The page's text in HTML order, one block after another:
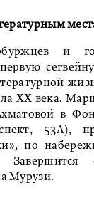
и
ХХ века.
в
53А),
по
Завершится
Мурузи.